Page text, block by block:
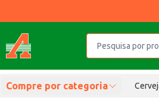
Compre por categoria